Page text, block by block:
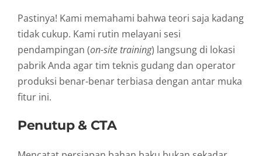
Pastinya! Kami memahami bahwa teori saja kadang
tidak cukup. Kami rutin melayani sesi
pendampingan (on-site training) langsung di lokasi
pabrik Anda agar tim teknis gudang dan operator
produksi benar-benar terbiasa dengan antar muka
fitur ini.
Penutup & CTA